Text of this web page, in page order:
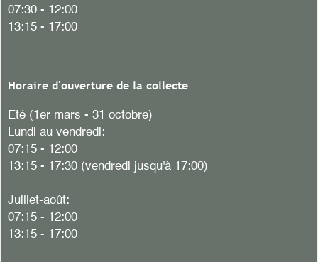
07:30 - 12:00
13:15 - 17:00
Horaire d'ouverture de la collecte
Eté (1er mars - 31 octobre)
Lundi au vendredi:
07:15 - 12:00
13:15 - 17:30 (vendredi jusqu'à 17:00)
Juillet-août:
07:15 - 12:00
13:15 - 17:00